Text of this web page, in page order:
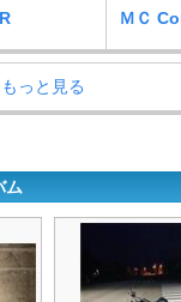
ＭＣ
っと見る
ム